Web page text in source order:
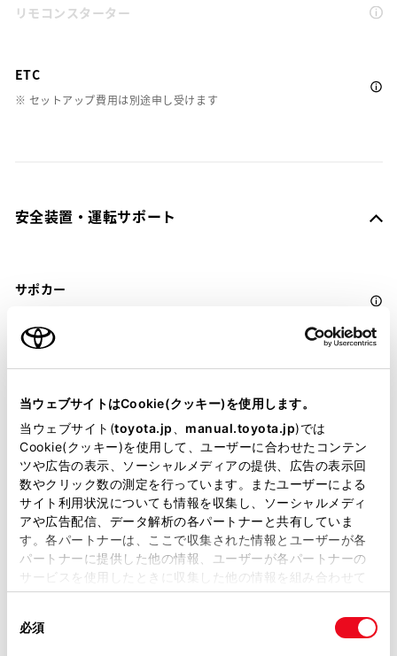
当ウェブサイトはCookie(クッキー)を使用します。
当ウェブサイト(toyota.jp manual.toyota.jp)では
Cookie(クッキー)を使用して、ユーザーに合わせたコンテン
ツや広告の表示、ソーシャルメディアの提供、広告の表示回
数やクリック数の測定を行っています。またユーザーによる
サイト利用状況についても情報を収集し、ソーシャルメディ
アや広告配信、データ解析の各パートナーと共有していま
す。各パートナーは、ここで収集された情報とユーザーが各
パートナーに提供した他の情報、ユーザーが各パートナーの
サービスを使用したときに収集した他の情報を組み合わせて
使用することがあります。当ウェブサイトの使用を続行する
必須
リモコンスターター
ETC
※ セットアップ費用は別途申し受けます
安全装置・運転サポート
サポカー
衝突被害軽減ブレーキ
Toyota Safety Sense・Lexus Safety Systemのﾌﾟﾘｸﾗｯｼｭｾｰﾌﾃｨ
車線逸脱警報
クルーズコントロール